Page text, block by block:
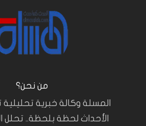
من نحن؟
المسلة وكالة خبرية
الأحداث لحظة بلحظة.. تحلل